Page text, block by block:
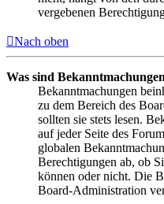
vergebenen
Nach oben
Was sind
Bekanntmachungen
zu dem Bereich des
sollten sie stets lesen.
auf jeder Seite des
globalen
Berechtigungen ab, ob
können oder nicht. Die
Board-Administration